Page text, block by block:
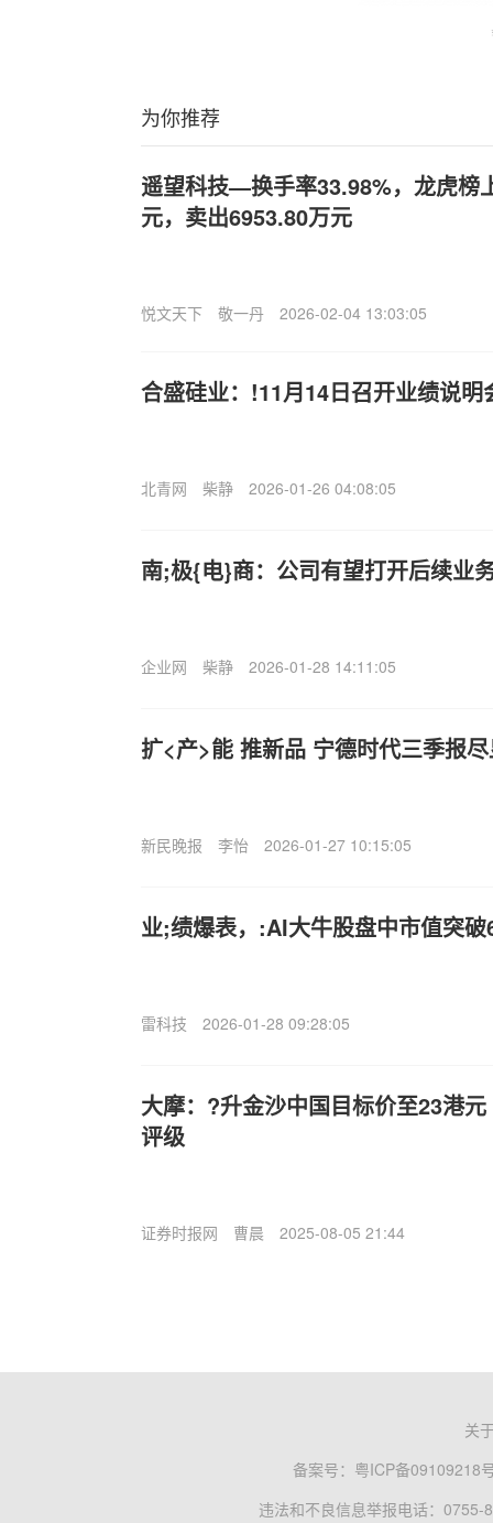
为你推荐
遥望科技—换手率33.98%，龙虎榜
元，卖出6953.80万元
悦文天下 敬一丹 2026-02-04 13:03:05
合盛硅业：!11月14日召开业绩说明
北青网 柴静 2026-01-26 04:08:05
南;极{电}商：公司有望打开后续业
企业网 柴静 2026-01-28 14:11:05
扩<产>能 推新品 宁德时代三季报
新民晚报 李怡 2026-01-27 10:15:05
业;绩爆表，:AI大牛股盘中市值突破
雷科技 2026-01-28 09:28:05
大摩：?升金沙中国目标价至23港
评级
证券时报网 曹晨 2025-08-05 21:44
关
备案号： 粤ICP备09109218
违法和不良信息举报电话：0755-